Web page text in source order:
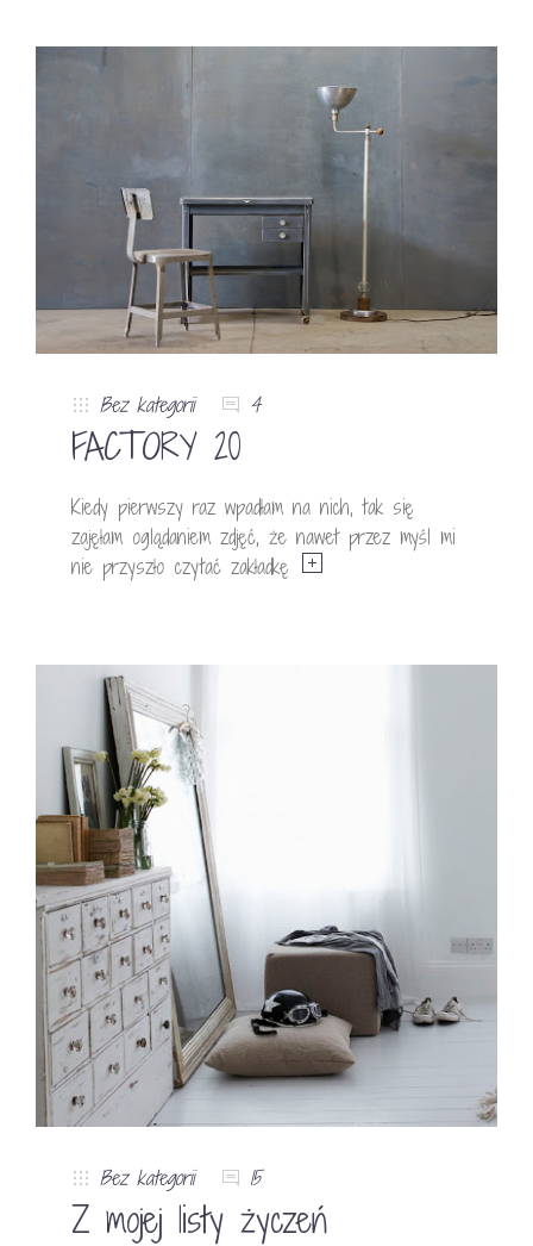
Bez kategorii 4
FACTORY 20
Kiedy pierwszy raz wpadłam na nich, tak się
zajęłam oglądaniem zdjęć, że nawet przez myśl mi
nie przyszło czytać zakładkę
Bez kategorii 15
Z mojej listy życzeń